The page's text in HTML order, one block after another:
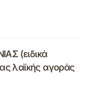
(ειδικά
λαϊκής αγοράς